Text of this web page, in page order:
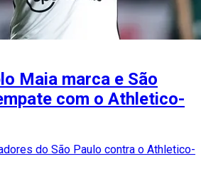
Maia marca e São
com o Athletico-
do São Paulo contra o Athletico-